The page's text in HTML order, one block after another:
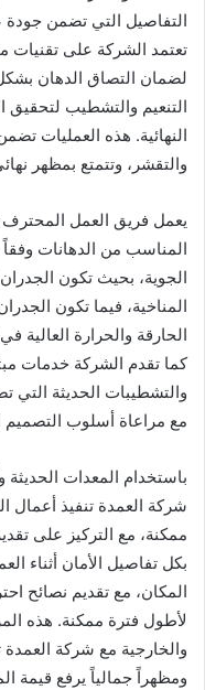
التفاصيل التي تضمن جودة
تعتمد الشركة على
لضمان التصاق الدهان
التنعيم والتشطيب
النهائية. هذه العمليات
والتقشر، وتتمتع بمظهر
يعمل فريق العمل المحترف
المناسب من الدهانات
الجوية، بحيث تكون
المناخية، فيما تكون
الحارقة والحرارة العالية
كما تقدم الشركة خدمات
والتشطيبات الحديثة التي
مع مراعاة أسلوب التصميم
باستخدام المعدات
شركة العمدة تنفيذ
ممكنة، مع التركيز على
بكل تفاصيل الأمان أثناء
المكان، مع تقديم نصائح
لأطول فترة ممكنة. هذه
والخارجية مع شركة العمدة
ومظهراً جمالياً يرفع قيمة